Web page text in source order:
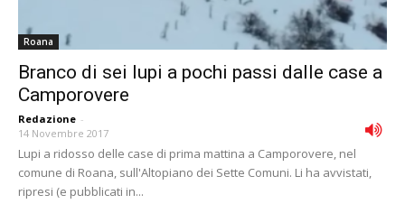
Roana
Branco di sei lupi a pochi passi dalle case a
Camporovere
Redazione -
14 Novembre 2017
Lupi a ridosso delle case di prima mattina a Camporovere, nel
comune di Roana, sull'Altopiano dei Sette Comuni. Li ha avvistati,
ripresi (e pubblicati in...